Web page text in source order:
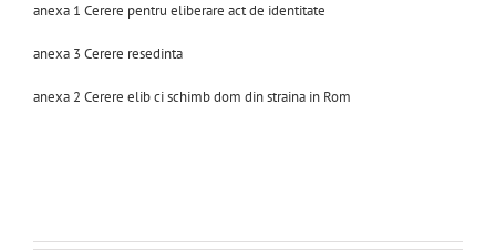
anexa 1 Cerere pentru eliberare act de identitate
anexa 3 Cerere resedinta
anexa 2 Cerere elib ci schimb dom din straina in Rom